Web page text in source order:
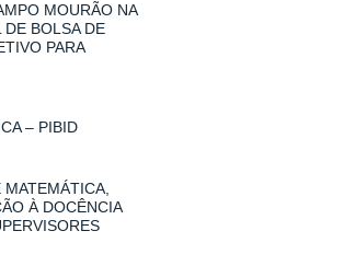
MOURÃO NA
DE BOLSA DE
PARA
– PIBID
À DOCÊNCIA